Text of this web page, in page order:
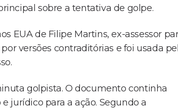
sobre a tentativa de golpe.
EUA de Filipe Martins, ex-assessor
versões contraditórias e foi usada
golpista. O documento continha
jurídico para a ação. Segundo a